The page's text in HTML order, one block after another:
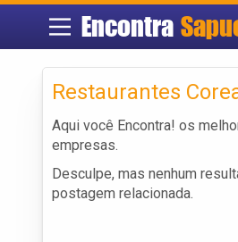
Encontra
Restaurantes
Aqui você Encontra! os
empresas.
Desculpe, mas nenhum
postagem relacionada.